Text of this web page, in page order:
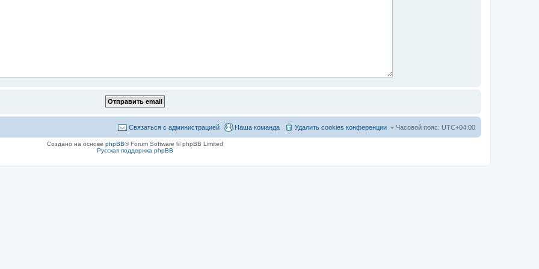
Часовой пояс: UTC+04:00
Удалить cookies конференции
Наша команда
Связаться с администрацией
Создано на основе phpBB® Forum Software © phpBB Limited
Русская поддержка phpBB